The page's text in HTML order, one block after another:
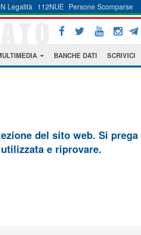
Legalità 112NUE Persone Scomparse
BANCHE DATI SCRIVICI
del sito web. Si
e riprovare.